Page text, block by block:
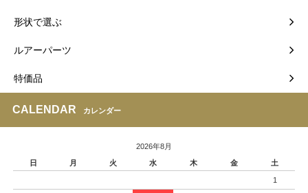
形状で選ぶ
ルアーパーツ
特価品
CALENDAR カレンダー
2026年8月
日
月 火 水 木 金 土
1